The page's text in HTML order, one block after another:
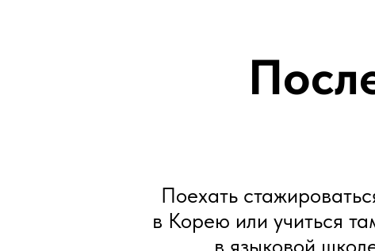
Поехать
в Корею или учиться